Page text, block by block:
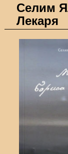
Селим
Лекаря